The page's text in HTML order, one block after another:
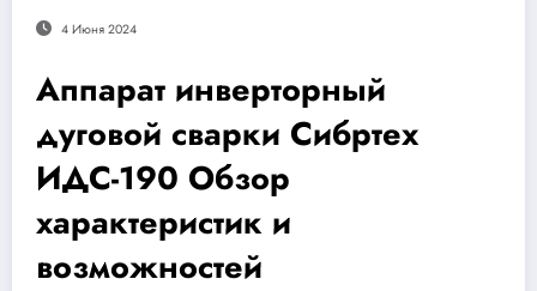
4 Июня 2024
Аппарат инверторный
дуговой сварки Сибртех
ИДС-190 Обзор
характеристик и
возможностей